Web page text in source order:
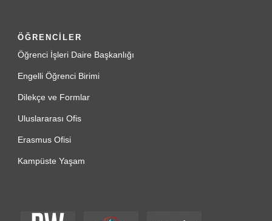
ÖĞRENCİLER
Öğrenci İşleri Daire Başkanlığı
Engelli Öğrenci Birimi
Dilekçe ve Formlar
Uluslararası Ofis
Erasmus Ofisi
Kampüste Yaşam